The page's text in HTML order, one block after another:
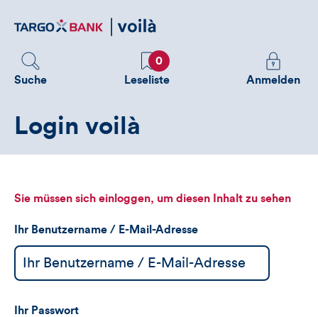
zum
Suche
Favoriten
0
Leseliste
Melden
Sie
sehen
Anmelden
Login voilà
Sie müssen sich einloggen, um diesen Inhalt zu sehen
Ihr Benutzername / E-Mail-Adresse
Ihr Passwort